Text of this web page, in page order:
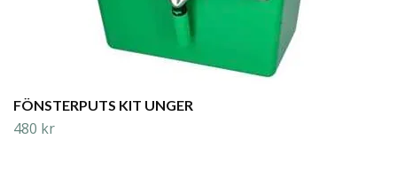
FÖNSTERPUTS KIT UNGER
480 kr